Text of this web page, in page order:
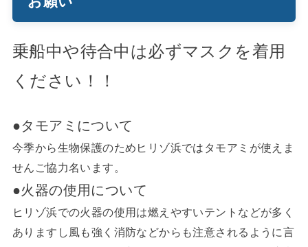
乗船中や待合中は必ずマスクを着用
ください！！
●タモアミについて
今季から生物保護のためヒリゾ浜ではタモアミが使えま
せんご協力名います。
●火器の使用について
ヒリゾ浜での火器の使用は燃えやすいテントなどが多く
ありますし風も強く消防などからも注意されるように言